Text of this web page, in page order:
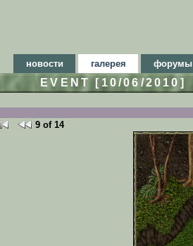
новости галерея форумы
EVENT [10/06/2010]
9 of 14